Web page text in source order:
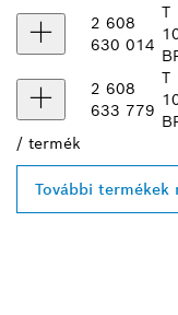
2 608
630 014
T
2 608
633 779
T
/ termék
További termékek